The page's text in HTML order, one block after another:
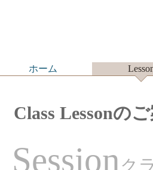
ホーム
Class Lessonの
Session ク